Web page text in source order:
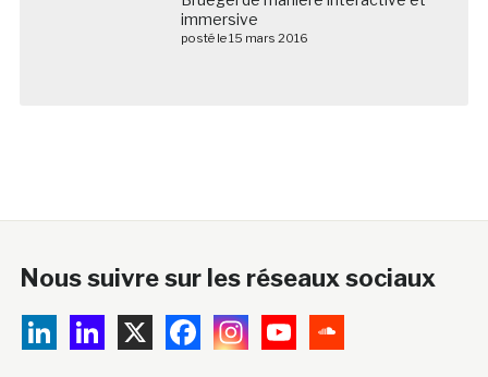
immersive
posté le 15 mars 2016
Nous suivre sur les réseaux sociaux